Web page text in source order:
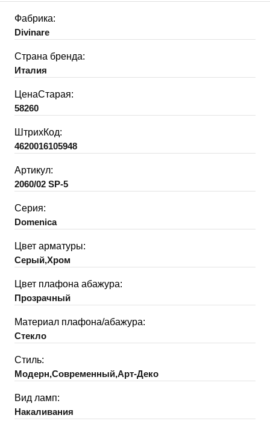
Фабрика:
Divinare
Страна бренда:
Италия
ЦенаСтарая:
58260
ШтрихКод:
4620016105948
Артикул:
2060/02 SP-5
Серия:
Domenica
Цвет арматуры:
Серый,Хром
Цвет плафона абажура:
Прозрачный
Материал плафона/абажура:
Стекло
Стиль:
Модерн,Современный,Арт-Деко
Вид ламп:
Накаливания